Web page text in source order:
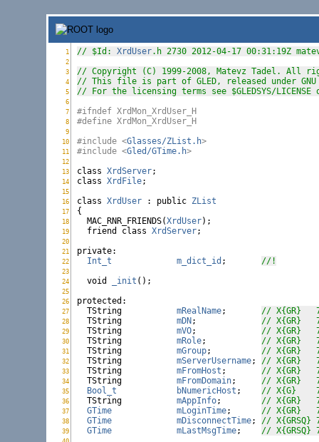
// $Id: XrdUser.h 2730 2012-04-17 00:31:19Z
// Copyright (C) 1999-2008, Matevz Tadel. All
// This file is part of GLED, released under
// For the licensing terms see $GLEDSYS/
#ifndef XrdMon_XrdUser_H
#define XrdMon_XrdUser_H
#include <Glasses/ZList.h>
#include <Gled/GTime.h>
class XrdServer
class XrdFile;
class XrdUser : public ZList
{
  MAC_RNR_FRIENDS(
XrdUser);
friend
class XrdServer;
private:
Int_t
m_dict_id ; //!
void
_init ();
protected :
  TString
mRealName; // X{GR}
  TString
mDN ; // X{GR}
  TString
mVO; // X{GR}
  TString
mRole; // X{GR}
  TString
mGroup; // X{GR}
  TString
mServerUsername; // X{GR}
  TString
mFromHost ; // X{GR}
  TString
mFromDomain; // X{GR}
Bool_t
bNumericHost ; // X{G}
  TString
mAppInfo; // X{GR}
GTime
mLoginTime; // X{GR}
GTime
mDisconnectTime; // X{GRSQ}
GTime
mLastMsgTime; // X{GRSQ}
XrdUser.h:
1
XrdUser.h:
2
XrdUser.h:
3
XrdUser.h:
4
XrdUser.h:
5
XrdUser.h:
6
XrdUser.h:
7
XrdUser.h:
8
XrdUser.h:
9
XrdUser.h:
10
XrdUser.h:
11
XrdUser.h:
12
XrdUser.h:
13
XrdUser.h:
14
XrdUser.h:
15
XrdUser.h:
16
XrdUser.h:
17
XrdUser.h:
18
XrdUser.h:
19
XrdUser.h:
20
XrdUser.h:
21
XrdUser.h:
22
XrdUser.h:
23
XrdUser.h:
24
XrdUser.h:
25
XrdUser.h:
26
XrdUser.h:
27
XrdUser.h:
28
XrdUser.h:
29
XrdUser.h:
30
XrdUser.h:
31
XrdUser.h:
32
XrdUser.h:
33
XrdUser.h:
34
XrdUser.h:
35
XrdUser.h:
36
XrdUser.h:
37
XrdUser.h:
38
XrdUser.h:
39
XrdUser.h: